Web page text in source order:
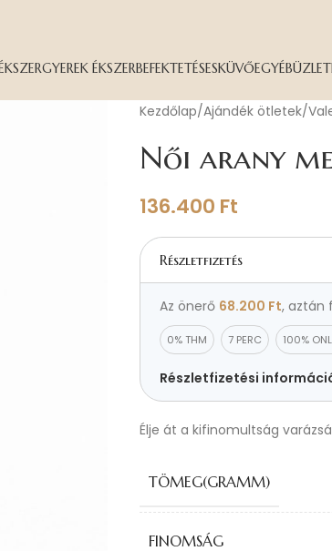
GYEREK ÉKSZERBEFEKTETÉSESKÜVŐEGYÉB
Kezdőlap Ajándék ötletek
Női arany
136.400 Ft
Részletfizetés
Az önerő 68.200 Ft, aztán
0% THM 7 PERC 100%
Részletfizetési
Élje át a kifinomultság
TÖMEG(GRAMM)
FINOMSÁG